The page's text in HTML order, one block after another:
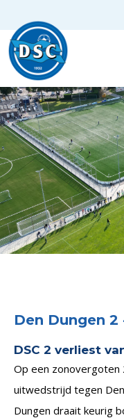
Den Dungen 2
DSC 2 verliest
Op een
uitwedstrijd tegen
Dungen draait keurig